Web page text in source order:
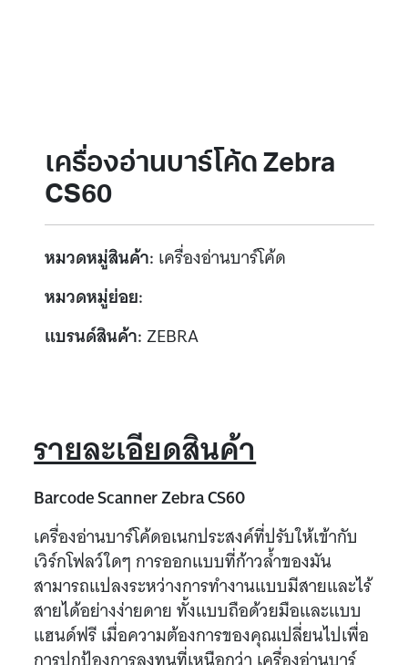
เครื่องอ่านบาร์โค้ด Zebra
CS60
หมวดหมู่สินค้า: เครื่องอ่านบาร์โค้ด
หมวดหมู่ย่อย:
แบรนด์สินค้า:ZEBRA
รายละเอียดสินค้า
Barcode Scanner Zebra CS60
เครื่องอ่านบาร์โค้ดอเนกประสงค์ที่ปรับให้เข้ากับ
เวิร์กโฟลว์ใดๆ การออกแบบที่ก้าวล้ำของมัน
สามารถแปลงระหว่างการทำงานแบบมีสายและไร้
สายได้อย่างง่ายดาย ทั้งแบบถือด้วยมือและแบบ
แฮนด์ฟรี เมื่อความต้องการของคุณเปลี่ยนไปเพื่อ